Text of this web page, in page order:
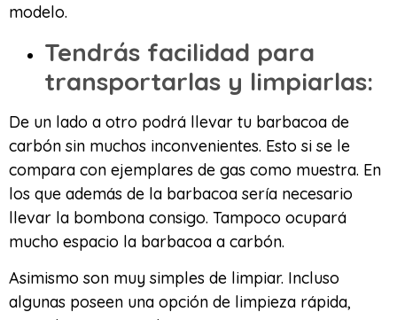
modelo.
Tendrás facilidad para
transportarlas y limpiarlas:
De un lado a otro podrá llevar tu barbacoa de
carbón sin muchos inconvenientes. Esto si se le
compara con ejemplares de gas como muestra. En
los que además de la barbacoa sería necesario
llevar la bombona consigo. Tampoco ocupará
mucho espacio la barbacoa a carbón.
Asimismo son muy simples de limpiar. Incluso
algunas poseen una opción de limpieza rápida,